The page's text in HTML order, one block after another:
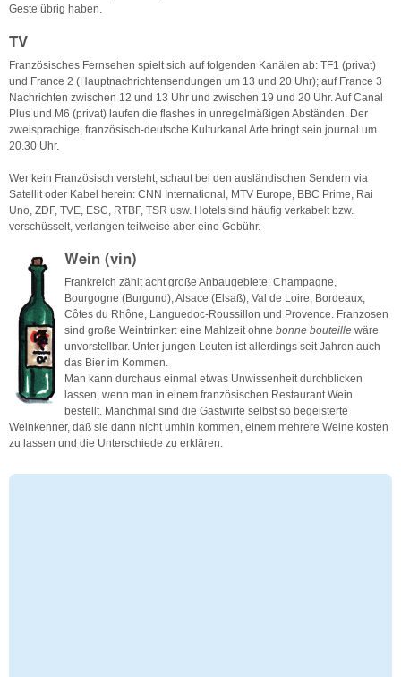
Geste übrig haben.
TV
Französisches Fernsehen spielt sich auf folgenden Kanälen ab: TF1 (privat)
und France 2 (Hauptnachrichtensendungen um 13 und 20 Uhr); auf France 3
Nachrichten zwischen 12 und 13 Uhr und zwischen 19 und 20 Uhr. Auf Canal
Plus und M6 (privat) laufen die flashes in unregelmäßigen Abständen. Der
zweisprachige, französisch-deutsche Kulturkanal Arte bringt sein journal um
20.30 Uhr.
Wer kein Französisch versteht, schaut bei den ausländischen Sendern via
Satellit oder Kabel herein: CNN International, MTV Europe, BBC Prime, Rai
Uno, ZDF, TVE, ESC, RTBF, TSR usw. Hotels sind häufig verkabelt bzw.
verschüsselt, verlangen teilweise aber eine Gebühr.
Wein (vin)
Frankreich zählt acht große Anbaugebiete: Champagne,
Bourgogne (Burgund), Alsace (Elsaß), Val de Loire, Bordeaux,
Côtes du Rhône, Languedoc-Roussillon und Provence. Franzosen
sind große Weintrinker: eine Mahlzeit ohne bonne bouteille wäre
unvorstellbar. Unter jungen Leuten ist allerdings seit Jahren auch
das Bier im Kommen.
Man kann durchaus einmal etwas Unwissenheit durchblicken
lassen, wenn man in einem französischen Restaurant Wein
bestellt. Manchmal sind die Gastwirte selbst so begeisterte
Weinkenner, daß sie dann nicht umhin kommen, einem mehrere Weine kosten
zu lassen und die Unterschiede zu erklären.